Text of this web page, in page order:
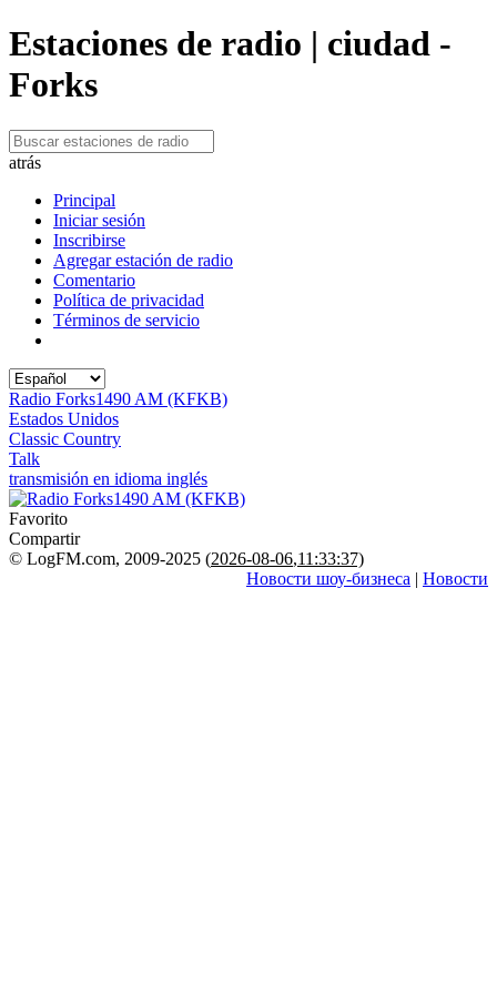
Estaciones de radio | ciudad -
Forks
atrás
Principal
Iniciar sesión
Inscribirse
Agregar estación de radio
Comentario
Política de privacidad
Términos de servicio
Radio Forks1490 AM (KFKB)
Estados Unidos
Classic Country
Talk
transmisión en idioma inglés
Favorito
Compartir
© LogFM.com, 2009-2025 (2026-08-06,11:33:37)
Новости шоу-бизнеса | Новости